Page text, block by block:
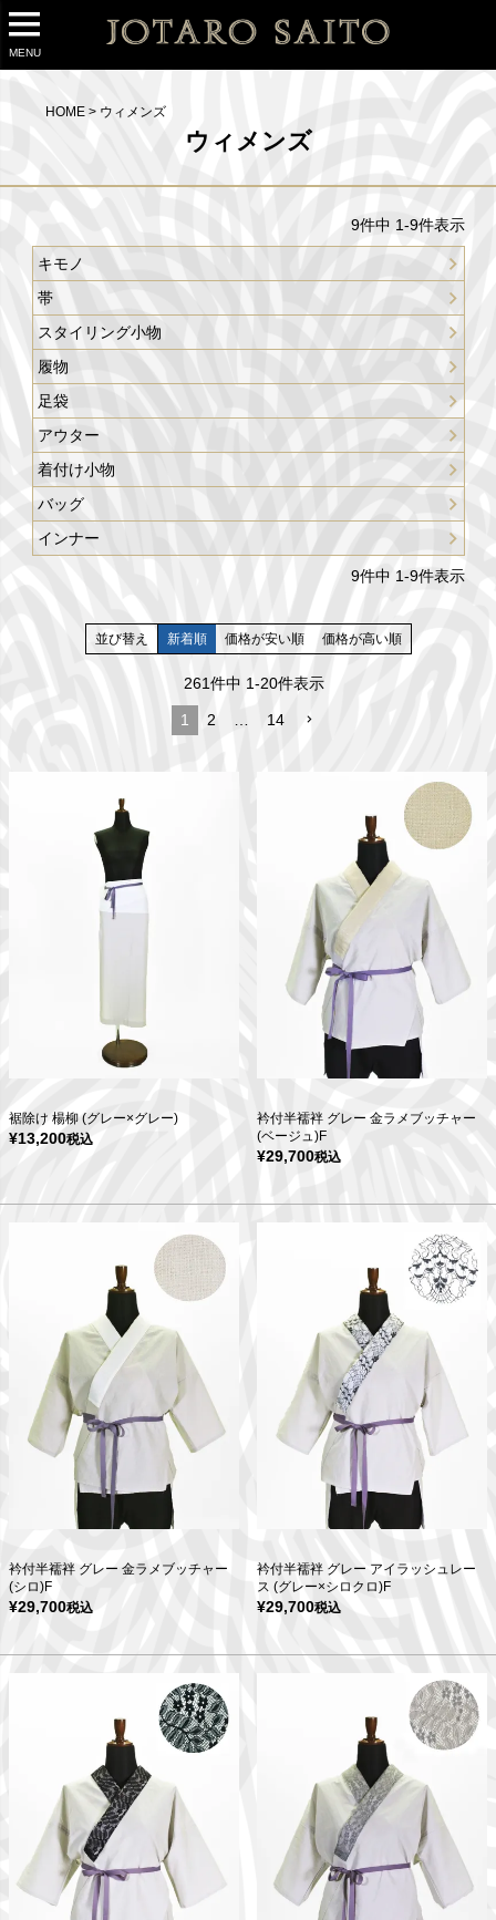
MENU
HOME ウィメンズ
ウィメンズ
9件中 1-9件表示
キモノ
帯
スタイリング小物
履物
足袋
アウター
着付け小物
バッグ
インナー
9件中 1-9件表示
並び替え 新着順 価格が安い順 価格が高い順
261件中 1-20件表示
1 2 … 14
裾除け 楊柳 (グレー×グレー)
¥13,200税込
衿付半襦袢 グレー 金ラメブッチャー
(ベージュ)F
¥29,700税込
衿付半襦袢 グレー 金ラメブッチャー
(シロ)F
¥29,700税込
衿付半襦袢 グレー アイラッシュレー
ス (グレー×シロクロ)F
¥29,700税込